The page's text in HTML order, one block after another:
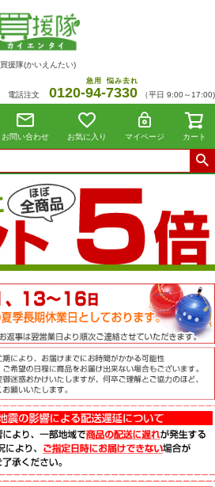
買援隊(かいえんたい)
電話注文 0120-94
急用
-7330
悩み去れ
（平日 9:00～17:00)
お問い合わせ お気に入り マイページ カート